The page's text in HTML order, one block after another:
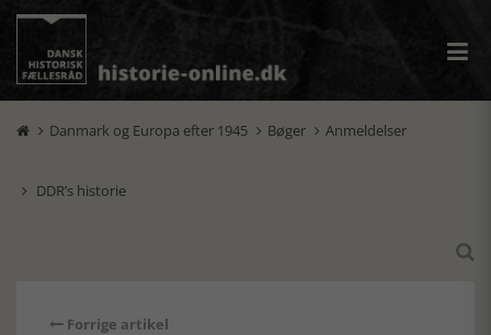
 Danmark og Europa efter 1945  Bøger  Anmeldelser
 DDR’s historie

Forrige artikel